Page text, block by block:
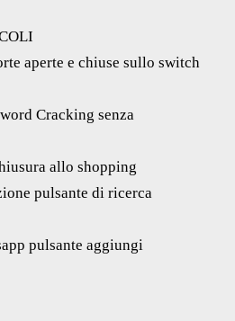
aperte e chiuse sullo switch
Cracking senza
allo shopping
pulsante di ricerca
pulsante aggiungi